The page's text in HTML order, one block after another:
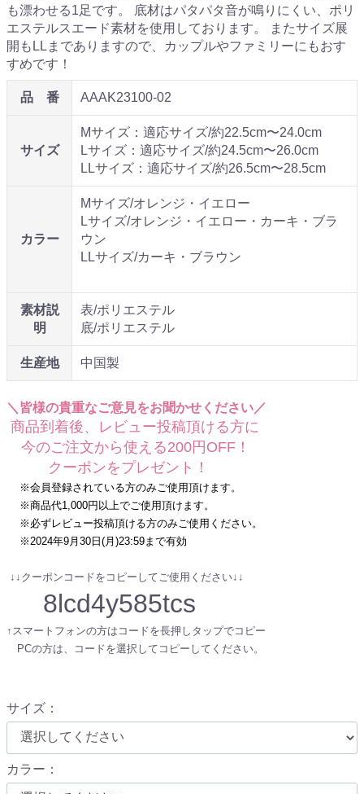
も漂わせる1足です。 底材はパタパタ音が鳴りにくい、ポリ
エステルスエード素材を使用しております。 またサイズ展
開もLLまでありますので、カップルやファミリーにもおす
すめです！
品 番 AAAK23100-02
サイズ
Mサイズ：適応サイズ/約22.5cm〜24.0cm
Lサイズ：適応サイズ/約24.5cm〜26.0cm
LLサイズ：適応サイズ/約26.5cm〜28.5cm
カラー
Mサイズ/オレンジ・イエロー
Lサイズ/オレンジ・イエロー・カーキ・ブラ
ウン
LLサイズ/カーキ・ブラウン
素材説
明
表/ポリエステル
底/ポリエステル
生産地 中国製
＼皆様の貴重なご意見をお聞かせください／
商品到着後、レビュー投稿頂ける方に
今のご注文から使える200円OFF！
クーポンをプレゼント！
※会員登録されている方のみご使用頂けます。
※商品代1,000円以上でご使用頂けます。
※必ずレビュー投稿頂ける方のみご使用ください。
※2024年9月30日(月)23:59まで有効
↓↓クーポンコードをコピーしてご使用ください↓↓
8lcd4y585tcs
↑スマートフォンの方はコードを長押しタップでコピー
PCの方は、コードを選択してコピーしてください。
サイズ ：
カラー ：